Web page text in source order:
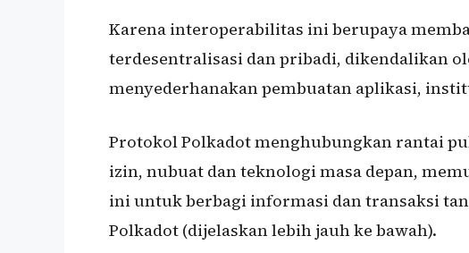
Karena interoperabilitas ini berupaya
terdesentralisasi dan pribadi, dikendalikan
menyederhanakan pembuatan aplikasi,
Protokol Polkadot menghubungkan rantai
izin, nubuat dan teknologi masa depan,
ini untuk berbagi informasi dan transaksi
Polkadot (dijelaskan lebih jauh ke bawah).